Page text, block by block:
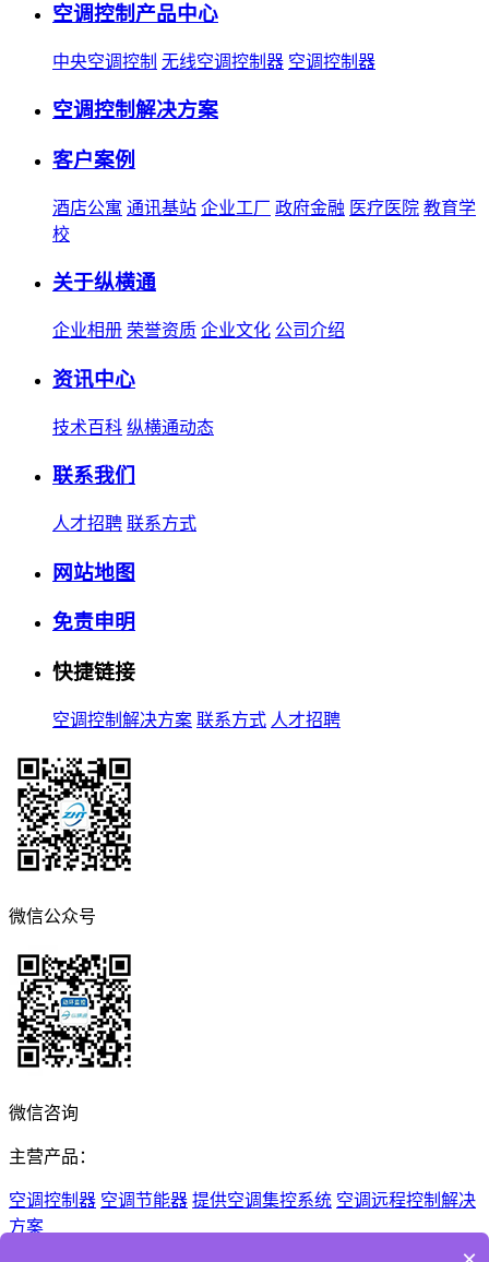
空调控制产品中心
中央空调控制 无线空调控制器 空调控制器
空调控制解决方案
客户案例
酒店公寓 通讯基站 企业工厂 政府金融 医疗医院 教育学
校
关于纵横通
企业相册 荣誉资质 企业文化 公司介绍
资讯中心
技术百科 纵横通动态
联系我们
人才招聘 联系方式
网站地图
免责申明
快捷链接
空调控制解决方案 联系方式 人才招聘
微信公众号
微信咨询
主营产品：
空调控制器 空调节能器 提供空调集控系统 空调远程控制解决
方案